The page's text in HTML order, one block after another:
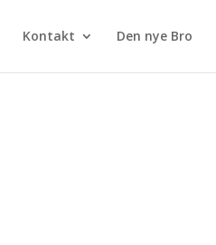
Kontakt Den nye Bro